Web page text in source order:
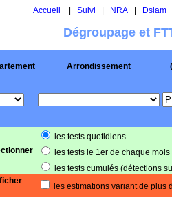
Accueil Suivi NRA| Dslam
Dégroupage et
Arrondissement
les tests quotidiens
les tests le 1er de chaque mois
les tests cumulés (détections
les estimations variant de plus